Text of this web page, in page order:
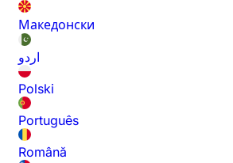
Македонски
اردو
Polski
Português
Română